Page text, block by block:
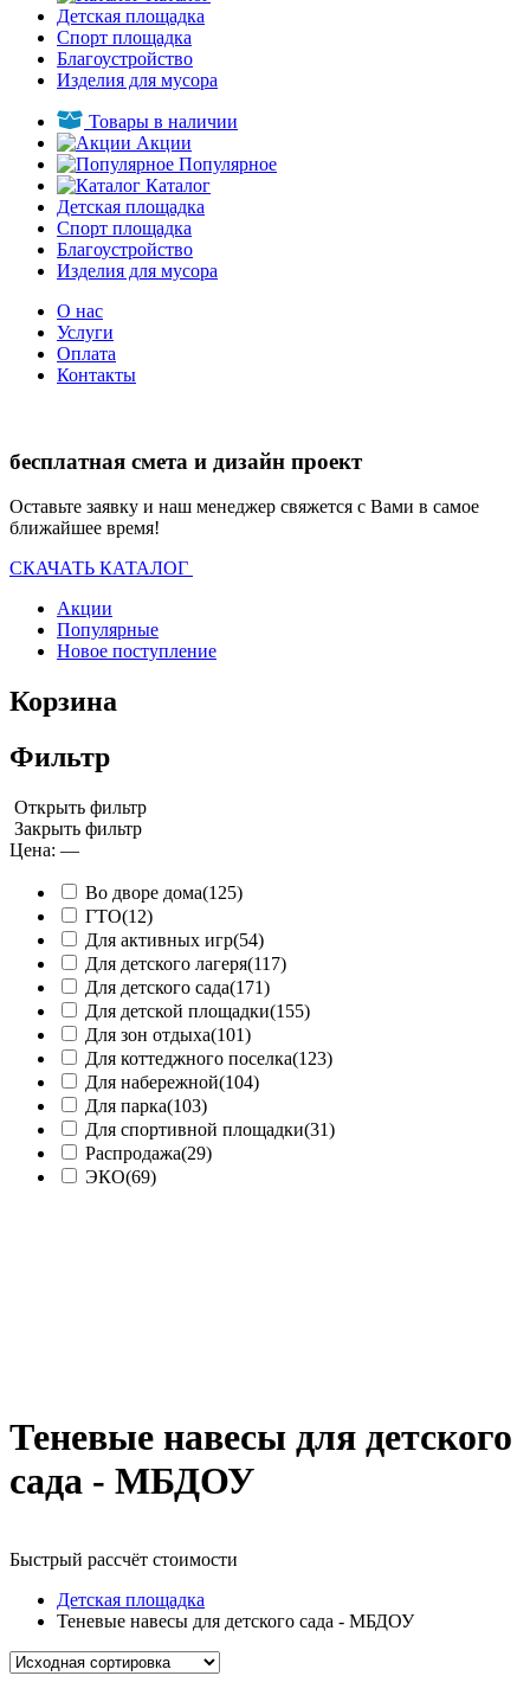
Детская площадка
Спорт площадка
Благоустройство
Изделия для мусора
Товары в наличии
Акции
Популярное
Каталог
Детская площадка
Спорт площадка
Благоустройство
Изделия для мусора
О нас
Услуги
Оплата
Контакты
бесплатная смета и дизайн проект
Оставьте заявку и наш менеджер свяжется с Вами в самое
ближайшее время!
СКАЧАТЬ КАТАЛОГ
Акции
Популярные
Новое поступление
Корзина
Фильтр
Открыть фильтр
Закрыть фильтр
Цена: —
Во дворе дома(125)
ГТО(12)
Для активных игр(54)
Для детского лагеря(117)
Для детского сада(171)
Для детской площадки(155)
Для зон отдыха(101)
Для коттеджного поселка(123)
Для набережной(104)
Для парка(103)
Для спортивной площадки(31)
Распродажа(29)
ЭКО(69)
Теневые навесы для детского
сада - МБДОУ
Быстрый рассчёт стоимости
Детская площадка
Теневые навесы для детского сада - МБДОУ